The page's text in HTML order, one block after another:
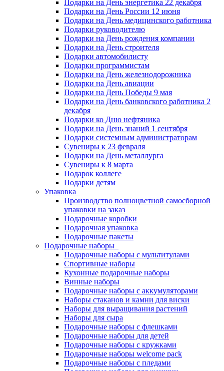
Подарки на День энергетика 22 декабря
Подарки на День России 12 июня
Подарки на День медицинского работника
Подарки руководителю
Подарки на День рождения компании
Подарки на День строителя
Подарки автомобилисту
Подарки программистам
Подарки на День железнодорожника
Подарки на День авиации
Подарки на День Победы 9 мая
Подарки на День банковского работника 2
декабря
Подарки ко Дню нефтяника
Подарки на День знаний 1 сентября
Подарки системным администраторам
Сувениры к 23 февраля
Подарки на День металлурга
Сувениры к 8 марта
Подарок коллеге
Подарки детям
Упаковка
Производство полноцветной самосборной
упаковки на заказ
Подарочные коробки
Подарочная упаковка
Подарочные пакеты
Подарочные наборы
Подарочные наборы с мультитулами
Спортивные наборы
Кухонные подарочные наборы
Винные наборы
Подарочные наборы с аккумуляторами
Наборы стаканов и камни для виски
Наборы для выращивания растений
Наборы для сыра
Подарочные наборы с флешками
Подарочные наборы для детей
Подарочные наборы с кружками
Подарочные наборы welcome pack
Подарочные наборы с пледами